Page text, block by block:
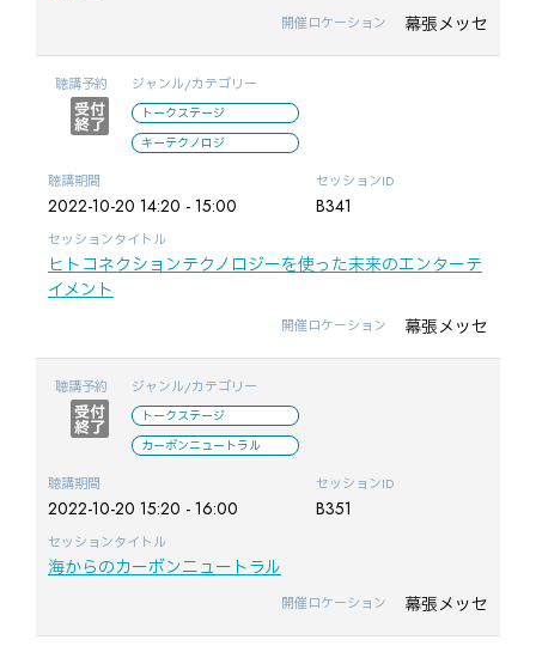
開催ロケーション 幕張メッセ
聴講予約 ジャンル/カテゴリー
トークステージ
キーテクノロジ
聴講期間
2022-10-20 14:20 - 15:00
セッションID
B341
セッションタイトル
ヒトコネクションテクノロジーを使った未来のエンターテ
イメント
開催ロケーション 幕張メッセ
聴講予約 ジャンル/カテゴリー
トークステージ
カーボンニュートラル
聴講期間
2022-10-20 15:20 - 16:00
セッションID
B351
セッションタイトル
海からのカーボンニュートラル
開催ロケーション 幕張メッセ